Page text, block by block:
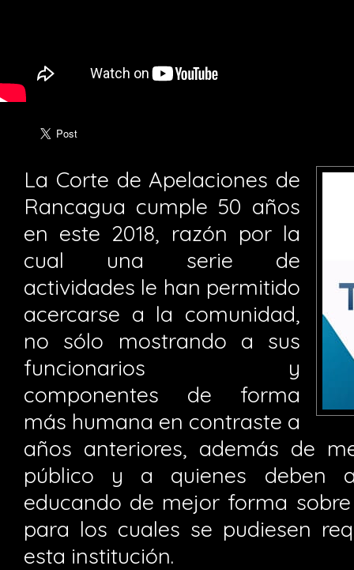
La Corte de Apelaciones de
Rancagua cumple 50 años
en este 2018, razón por la
cual una serie de
actividades le han permitido
acercarse a la comunidad,
no sólo mostrando a sus
funcionarios y
componentes de forma
más humana en contraste a
años anteriores, además de
público y a quienes deben
educando de mejor forma
para los cuales se pudiesen
esta institución.